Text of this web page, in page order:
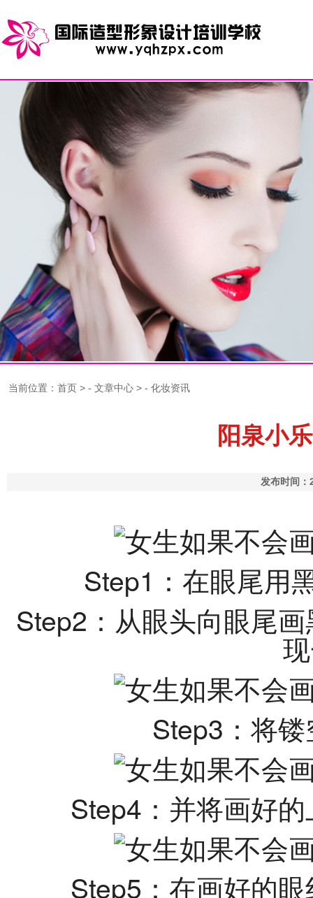
当前位置： 首页 > - 文章中心 > - 化妆资讯
阳泉小
发布时间
Step1：在眼尾用
Step2：从眼头向眼尾
Step3：将
Step4：并将画好
Step5：在画好的